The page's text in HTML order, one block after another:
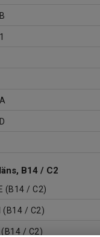
B14 / C2
(B14 / C2)
(B14 / C2)
(B14 / C2)